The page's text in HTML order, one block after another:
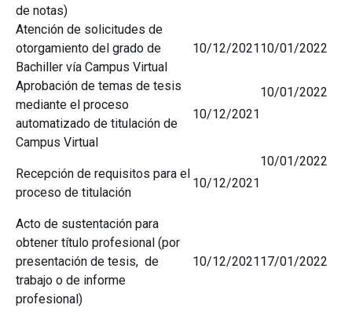
de notas)
Atención de solicitudes de
otorgamiento del grado de
Bachiller vía Campus Virtual
10/12/202110/01/2022
Aprobación de temas de tesis
mediante el proceso
automatizado de titulación de
Campus Virtual
10/12/2021
10/01/2022
Recepción de requisitos para el
proceso de titulación
10/12/2021
10/01/2022
Acto de sustentación para
obtener título profesional (por
presentación de tesis, de
trabajo o de informe
profesional)
10/12/202117/01/2022